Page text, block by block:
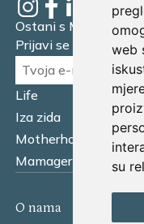
web
su
Life
Iza zida
Motherhood
Mamager Intervju
Ostani s Mamagerom
Prijavi se na naš
O nama